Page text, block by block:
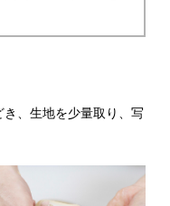
、生地を少量取り、写